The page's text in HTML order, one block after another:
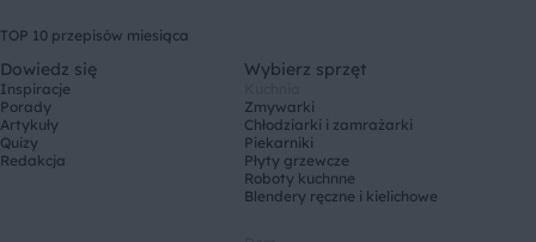
TOP 10 przepisów miesiąca
Dowiedz się
Inspiracje
Porady
Artykuły
Quizy
Redakcja
Wybierz sprzęt
Zmywarki
Chłodziarki i zamrażarki
Piekarniki
Płyty grzewcze
Roboty kuchnne
Blendery ręczne i kielichowe